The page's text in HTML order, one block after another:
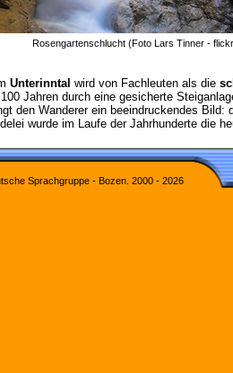
Rosengartenschlucht (Foto Lars Tinner -
Unterinntal wird von Fachleuten als die
Jahren durch eine gesicherte
den Wanderer ein beeindruckendes Bild:
wurde im Laufe der Jahrhunderte die
Sprachgruppe - Bozen. 2000 - 2026